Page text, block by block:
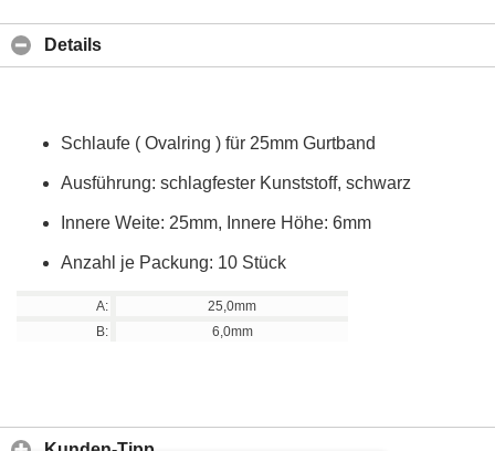
Details
Schlaufe ( Ovalring ) für 25mm Gurtband
Ausführung: schlagfester Kunststoff, schwarz
Innere Weite: 25mm, Innere Höhe: 6mm
Anzahl je Packung: 10 Stück
A:
25,0mm
B:
6,0mm